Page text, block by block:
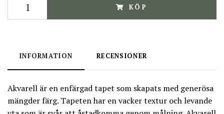
KÖP
INFORMATION RECENSIONER
Akvarell är en enfärgad tapet som skapats med generösa
mängder färg. Tapeten har en vacker textur och levande